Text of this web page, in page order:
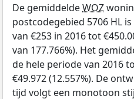
De gemiddeldeWOZ
postcodegebied 5706 HL
van €253 in 2016 tot
van 177.766%). Het
de hele periode van 2016
€49.972 (12.557%). De
tijd volgt een monotoon